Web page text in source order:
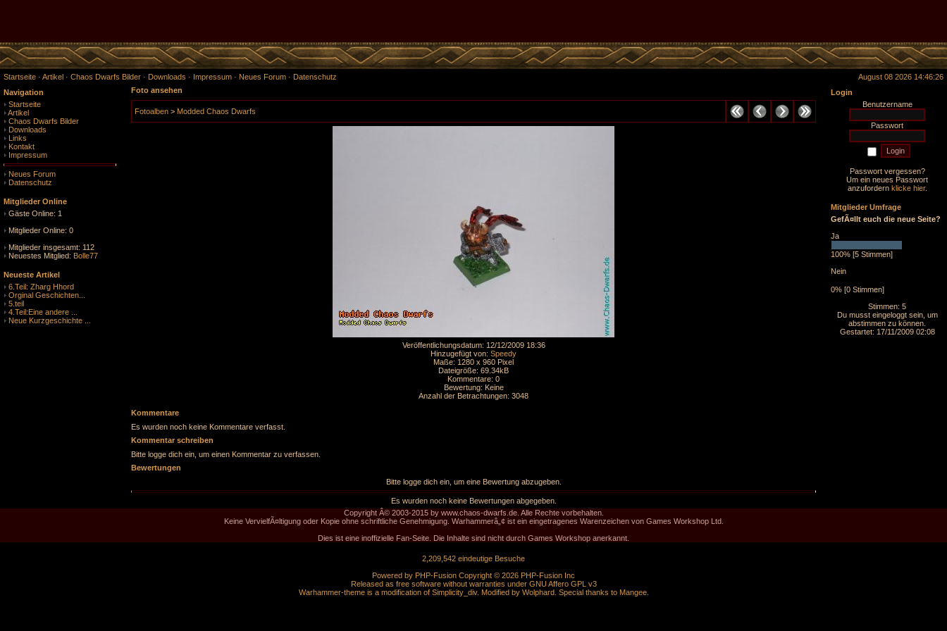
Startseite · Artikel · Chaos Dwarfs Bilder · Downloads · Impressum · Neues Forum · Datenschutz
August 08 2026 14:46:26
Navigation
Startseite
Artikel
Chaos Dwarfs Bilder
Downloads
Links
Kontakt
Impressum
Neues Forum
Datenschutz
Mitglieder Online
Gäste Online: 1
Mitglieder Online: 0
Mitglieder insgesamt: 112
Neuestes Mitglied: Bolle77
Neueste Artikel
6.Teil: Zharg Hhord
Orginal Geschichten...
5.teil
4.Teil:Eine andere ...
Neue Kurzgeschichte ...
Login
Benutzername
Passwort
Passwort vergessen?
Um ein neues Passwort
anzufordern klicke hier.
Mitglieder Umfrage
GefÃ¤llt euch die neue Seite?
Ja
100% [5 Stimmen]
Nein
0% [0 Stimmen]
Stimmen: 5
Du musst eingeloggt sein, um
abstimmen zu können.
Gestartet: 17/11/2009 02:08
Foto ansehen
Fotoalben > Modded Chaos Dwarfs
Veröffentlichungsdatum: 12/12/2009 18:36
Hinzugefügt von: Speedy
Maße: 1280 x 960 Pixel
Dateigröße: 69.34kB
Kommentare: 0
Bewertung: Keine
Anzahl der Betrachtungen: 3048
Kommentare
Es wurden noch keine Kommentare verfasst.
Kommentar schreiben
Bitte logge dich ein, um einen Kommentar zu verfassen.
Bewertungen
Bitte logge dich ein, um eine Bewertung abzugeben.
Es wurden noch keine Bewertungen abgegeben.
Copyright Â© 2003-2015 by www.chaos-dwarfs.de. Alle Rechte vorbehalten.
Keine VervielfÃ¤ltigung oder Kopie ohne schriftliche Genehmigung. Warhammerâ„¢ ist ein eingetragenes Warenzeichen von Games Workshop Ltd.
Dies ist eine inoffizielle Fan-Seite. Die Inhalte sind nicht durch Games Workshop anerkannt.
2,209,542 eindeutige Besuche
Powered by PHP-Fusion Copyright © 2026 PHP-Fusion Inc
Released as free software without warranties under GNU Affero GPL v3
Warhammer-theme is a modification of Simplicity_div. Modified by Wolphard. Special thanks to Mangee.